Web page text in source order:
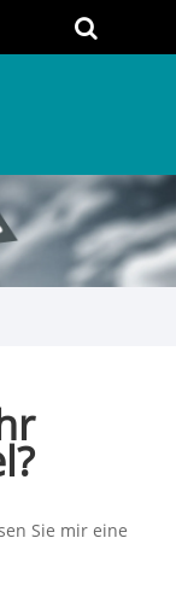
Sie mir eine